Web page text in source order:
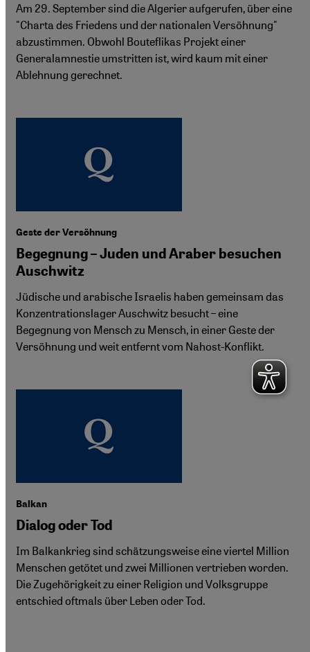
Am 29. September sind die Algerier aufgerufen, über eine
"Charta des Friedens und der nationalen Versöhnung"
abzustimmen. Obwohl Bouteflikas Projekt einer
Generalamnestie umstritten ist, wird kaum mit einer
Ablehnung gerechnet.
Geste der Versöhnung
Begegnung – Juden und Araber besuchen
Auschwitz
Jüdische und arabische Israelis haben gemeinsam das
Konzentrationslager Auschwitz besucht – eine
Begegnung von Mensch zu Mensch, in einer Geste der
Versöhnung und weit entfernt vom Nahost-Konflikt.
Balkan
Dialog oder Tod
Im Balkankrieg sind schätzungsweise eine viertel Million
Menschen getötet und zwei Millionen vertrieben worden.
Die Zugehörigkeit zu einer Religion und Volksgruppe
entschied oftmals über Leben oder Tod.